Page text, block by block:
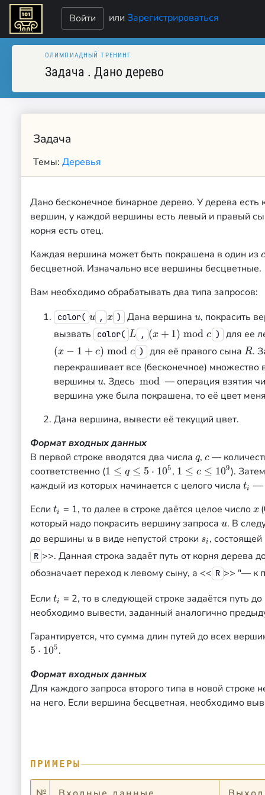
Войти илиЗарегистрироваться
ОЛИМПИАДНЫЙ ТРЕНИНГ
Задача . Дано дерево
Задача
Темы: Деревья
Дано бесконечное бинарное дерево. У дерева есть
вершин, у каждой вершины есть левый и правый
корня есть отец.
Каждая вершина может быть покрашена в один из c
c
бесцветной. Изначально все вершины бесцветные.
Вам необходимо обрабатывать два типа запросов:
color( u
u , x
x ) Дана вершина u
u, покрасить
вызвать
color( L
L , (x + 1) mod c
(x+1) modc ) для ее
(x − 1 + c) mod c
(x−1+c )mod c ) для её правого сына R
R.
перекрашивает все (бесконечное) множество
вершины u
u. Здесь mod
mod
— операция взятия
вершина уже была покрашена, то её цвет
Дана вершина, вывести её текущий цвет.
Формат входных данных
В первой строке вводятся два числа q
q,c
c —
соответственно (1 ≤ q ≤ 5 ⋅ 105
1 ≤q ≤5 ⋅105 , 1 ≤ c ≤ 109
1 ≤c≤109 ).
каждый из которых начинается с целого числа ti
ti —
Если ti
ti = 1, то далее в строке даётся целое число x
x(
который надо покрасить вершину запроса u
u. В
до вершины u
uв виде непустой строки si
si,
R >>. Данная строка задаёт путь от корня дерева
обозначает переход к левому сыну, а << R >> "— к
Если ti
ti = 2, то в следующей строке задаётся путь
необходимо вывести, заданный аналогично
Гарантируется, что сумма длин путей до всех
5 ⋅ 105
5 ⋅105.
Формат входных данных
Для каждого запроса второго типа в новой строке
на него. Если вершина бесцветная, необходимо
ПРИМЕРЫ